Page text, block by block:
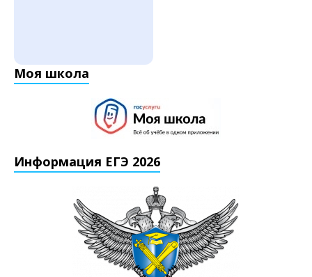
Моя школа
Информация ЕГЭ 2026